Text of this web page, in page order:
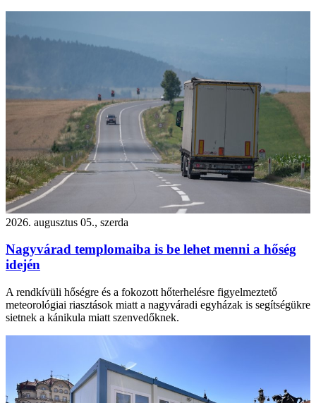
2026. augusztus 05., szerda
Nagyvárad templomaiba is be lehet menni a hőség
idején
A rendkívüli hőségre és a fokozott hőterhelésre figyelmeztető
meteorológiai riasztások miatt a nagyváradi egyházak is segítségükre
sietnek a kánikula miatt szenvedőknek.